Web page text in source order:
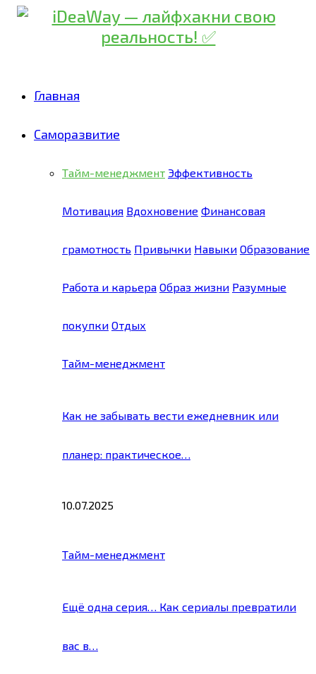
Главная
Саморазвитие
Тайм-менеджмент Эффективность
Мотивация Вдохновение Финансовая
грамотность Привычки Навыки Образование
Работа и карьера Образ жизни Разумные
покупки Отдых
Тайм-менеджмент
Как не забывать вести ежедневник или
планер: практическое…
10.07.2025
Тайм-менеджмент
Ещё одна серия… Как сериалы превратили
вас в…